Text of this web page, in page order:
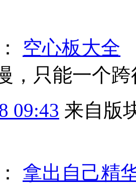
： 空心板大全
，只能一个
09:43 来自版
： 拿出自己精